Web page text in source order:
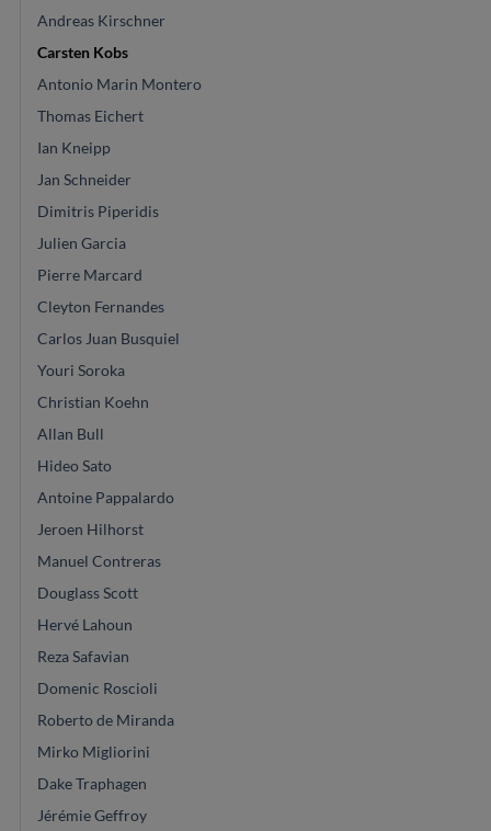
Andreas Kirschner
Carsten Kobs
Antonio Marin Montero
Thomas Eichert
Ian Kneipp
Jan Schneider
Dimitris Piperidis
Julien Garcia
Pierre Marcard
Cleyton Fernandes
Carlos Juan Busquiel
Youri Soroka
Christian Koehn
Allan Bull
Hideo Sato
Antoine Pappalardo
Jeroen Hilhorst
Manuel Contreras
Douglass Scott
Hervé Lahoun
Reza Safavian
Domenic Roscioli
Roberto de Miranda
Mirko Migliorini
Dake Traphagen
Jérémie Geffroy